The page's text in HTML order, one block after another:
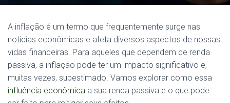
A inflação é um termo que frequentemente surge nas
notícias econômicas e afeta diversos aspectos de nossas
vidas financeiras. Para aqueles que dependem de renda
passiva, a inflação pode ter um impacto significativo e,
muitas vezes, subestimado. Vamos explorar como essa
influência econômica a sua renda passiva e o que pode